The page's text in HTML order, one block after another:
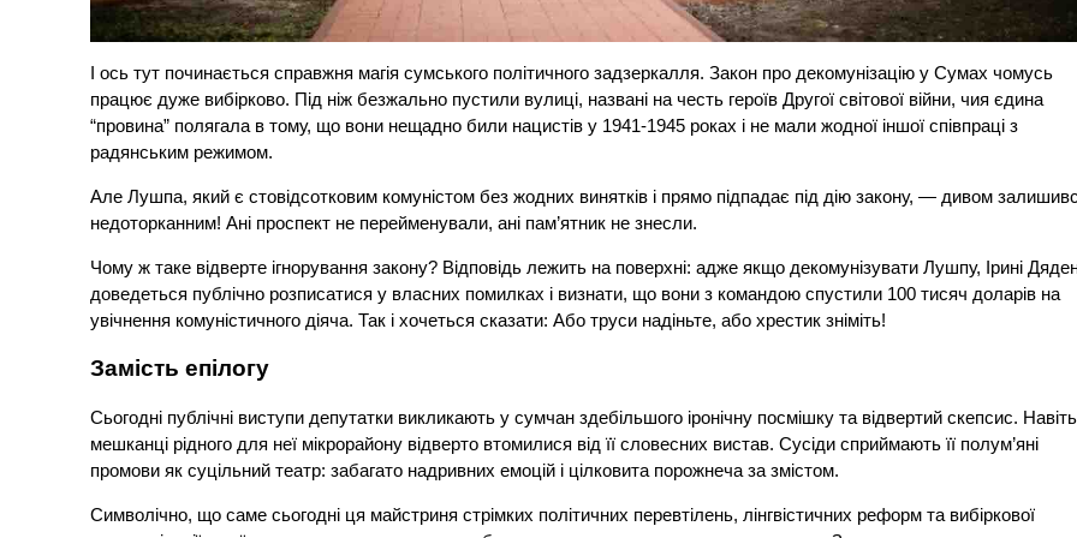
І ось тут починається справжня магія сумського політичного задзеркалля. Закон про декомунізацію у Сумах чомусь
працює дуже вибірково. Під ніж безжально пустили вулиці, названі на честь героїв Другої світової війни, чия єдина
“провина” полягала в тому, що вони нещадно били нацистів у 1941-1945 роках і не мали жодної іншої співпраці з
радянським режимом.
Але Лушпа, який є стовідсотковим комуністом без жодних винятків і прямо підпадає під дію закону, — дивом
недоторканним! Ані проспект не перейменували, ані пам’ятник не знесли.
Чому ж таке відверте ігнорування закону? Відповідь лежить на поверхні: адже якщо декомунізувати Лушпу, Ірині
доведеться публічно розписатися у власних помилках і визнати, що вони з командою спустили 100 тисяч доларів на
увічнення комуністичного діяча. Так і хочеться сказати: Або труси надіньте, або хрестик зніміть!
Замість епілогу
Сьогодні публічні виступи депутатки викликають у сумчан здебільшого іронічну посмішку та відвертий скепсис. Навіть
мешканці рідного для неї мікрорайону відверто втомилися від її словесних вистав. Сусіди сприймають її полум’яні
промови як суцільний театр: забагато надривних емоцій і цілковита порожнеча за змістом.
Символічно, що саме сьогодні ця майстриня стрімких політичних перевтілень, лінгвістичних реформ та вибіркової